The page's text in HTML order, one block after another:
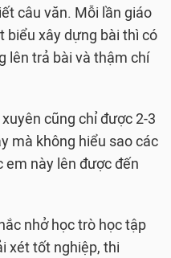
câu văn. Mỗi lần giáo
biểu xây dựng bài thì có
lên trả bài và thậm chí
cũng chỉ được 2-3
mà không hiểu sao các
em này lên được đến
nhở học trò học tập
xét tốt nghiệp, thi